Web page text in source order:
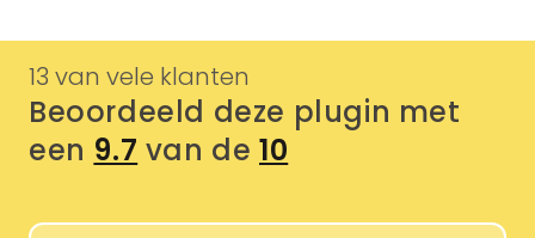
13 van vele klanten
Beoordeeld deze plugin met
een 9.7 van de10